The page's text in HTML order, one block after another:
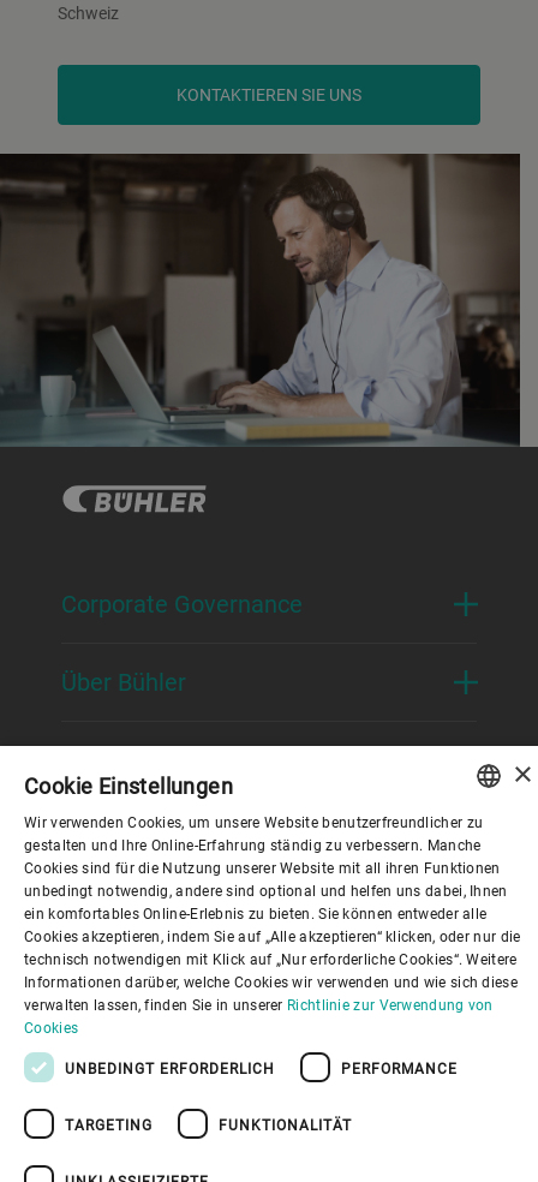
Schweiz
KONTAKTIEREN SIE UNS
Corporate Governance
Über Bühler
Datenschutzrichtlinie Cookies
Haftungsausschluss
Impressum
Informationssicherheit
Youtube Privacy Policy
ENGLISH
SPANISH
GERMAN
FRENCH
PORTUGUESE
×
Cookie Einstellungen
Wir verwenden Cookies, um unsere Website benutzerfreundlicher zu
gestalten und Ihre Online-Erfahrung ständig zu verbessern. Manche
Cookies sind für die Nutzung unserer Website mit all ihren Funktionen
unbedingt notwendig, andere sind optional und helfen uns dabei, Ihnen
ein komfortables Online-Erlebnis zu bieten. Sie können entweder alle
Cookies akzeptieren, indem Sie auf „Alle akzeptieren“ klicken, oder nur die
technisch notwendigen mit Klick auf „Nur erforderliche Cookies“. Weitere
Informationen darüber, welche Cookies wir verwenden und wie sich diese
verwalten lassen, finden Sie in unserer Richtlinie zur Verwendung von
Cookies
UNBEDINGT ERFORDERLICH PERFORMANCE
TARGETING FUNKTIONALITÄT